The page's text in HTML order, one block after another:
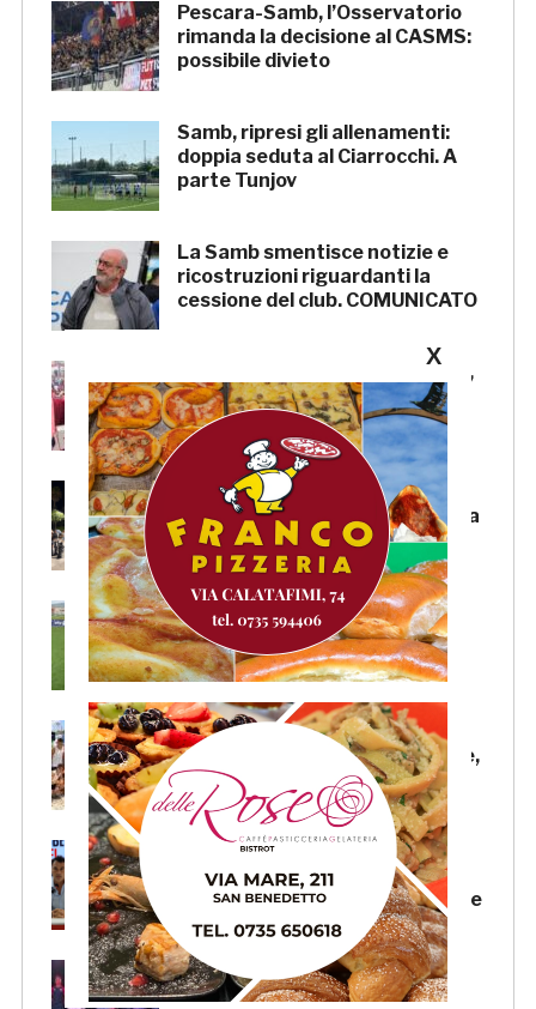
Pescara-Samb, l’Osservatorio
rimanda la decisione al CASMS:
possibile divieto
Samb, ripresi gli allenamenti:
doppia seduta al Ciarrocchi. A
parte Tunjov
La Samb smentisce notizie e
ricostruzioni riguardanti la
cessione del club. COMUNICATO
FOCUS – Giusto criticare Massi,
ma anche riconoscerne i meriti
Scacchi in piazza: giovedì 6
agosto appuntamento in piazza
Salvo D’Acquisto
La Serie C su Rai 2: alcune
partite di Lega Pro saranno
trasmesse in diretta
Beach Soccer AiCS: Lido del
Pescatore conquista il tricolore,
a Imperial Beach la Coppa Italia
Samb, il “doppio mercato” di
Andrea Mussi: per il d.s. un
grande lavoro anche sulle uscite
Samb, la presentazione della
squadra venerdì 7 agosto
X